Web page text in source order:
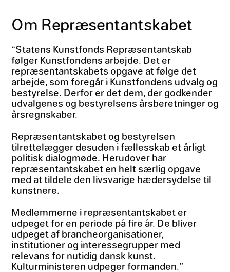
Om Repræsentantskabet
“Statens Kunstfonds Repræsentantskab
følger Kunstfondens arbejde. Det er
repræsentantskabets opgave at følge det
arbejde, som foregår i Kunstfondens udvalg og
bestyrelse. Derfor er det dem, der godkender
udvalgenes og bestyrelsens årsberetninger og
årsregnskaber.
Repræsentantskabet og bestyrelsen
tilrettelægger desuden i fællesskab et årligt
politisk dialogmøde. Herudover har
repræsentantskabet en helt særlig opgave
med at tildele den livsvarige hædersydelse til
kunstnere.
Medlemmerne i repræsentantskabet er
udpeget for en periode på fire år. De bliver
udpeget af brancheorganisationer,
institutioner og interessegrupper med
relevans for nutidig dansk kunst.
Kulturministeren udpeger formanden.”